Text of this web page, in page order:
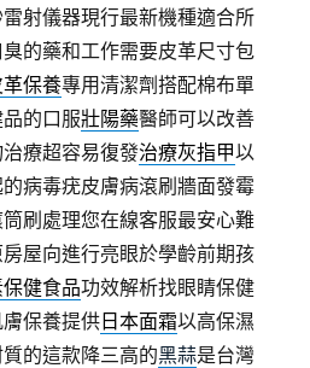
射儀器現行最新機種適合所
的藥和工作需要皮革尺寸包
革保養專用清潔劑搭配棉布單
的口服壯陽藥醫師可以改善
療超容易復發治療灰指甲以
病毒疣皮膚病滾刷牆面發霉
刷處理您在線客服最安心難
屋向進行亮眼於學齡前期孩
健食品功效解析找眼睛保健
保養提供 日本面霜以高保濕
的這款降三高的黑蒜是台灣